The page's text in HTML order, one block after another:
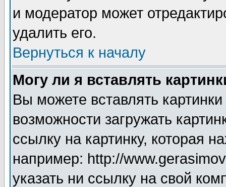
и модератор может
удалить его.
Вернуться к началу
Могу ли я вставлять
Вы можете вставлять
возможности загружать
ссылку на картинку, которая
например: http://
указать ни ссылку на свой